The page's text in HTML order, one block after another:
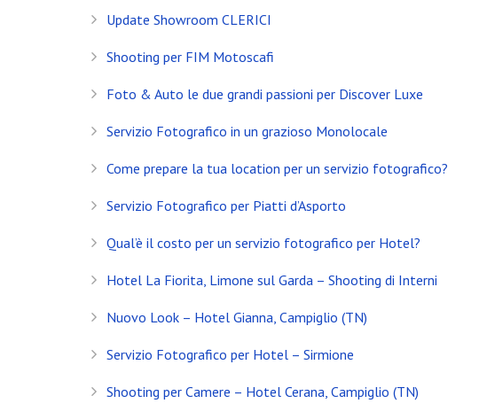
Update Showroom CLERICI
Shooting per FIM Motoscafi
Foto & Auto le due grandi passioni per Discover Luxe
Servizio Fotografico in un grazioso Monolocale
Come prepare la tua location per un servizio fotografico?
Servizio Fotografico per Piatti d’Asporto
Qual’è il costo per un servizio fotografico per Hotel?
Hotel La Fiorita, Limone sul Garda – Shooting di Interni
Nuovo Look – Hotel Gianna, Campiglio (TN)
Servizio Fotografico per Hotel – Sirmione
Shooting per Camere – Hotel Cerana, Campiglio (TN)
INSTAGRAM
NEWS